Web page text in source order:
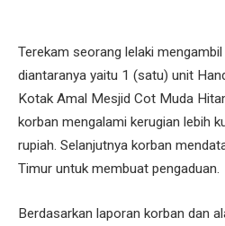
Terekam seorang lelaki
diantaranya yaitu 1 (satu) unit
Kotak Amal Mesjid Cot Muda
korban mengalami kerugian lebih
rupiah. Selanjutnya korban
Timur untuk membuat pengaduan.
Berdasarkan laporan korban dan